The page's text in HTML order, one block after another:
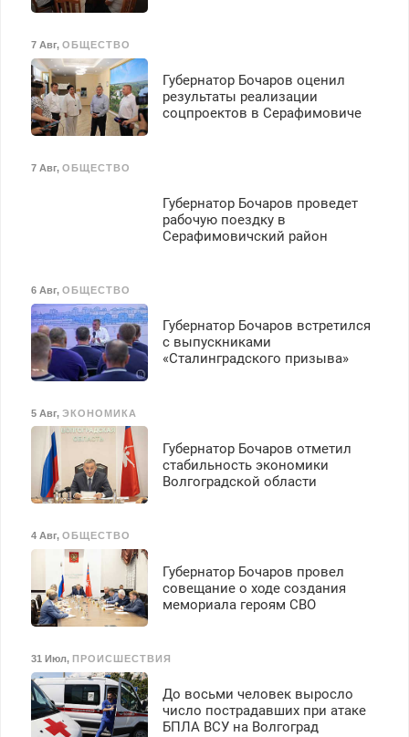
7 Авг, ОБЩЕСТВО
Губернатор Бочаров оценил
результаты реализации
соцпроектов в Серафимовиче
7 Авг, ОБЩЕСТВО
Губернатор Бочаров проведет
рабочую поездку в
Серафимовичский район
6 Авг, ОБЩЕСТВО
Губернатор Бочаров встретился
с выпускниками
«Сталинградского призыва»
5 Авг, ЭКОНОМИКА
Губернатор Бочаров отметил
стабильность экономики
Волгоградской области
4 Авг, ОБЩЕСТВО
Губернатор Бочаров провел
совещание о ходе создания
мемориала героям СВО
31 Июл, ПРОИСШЕСТВИЯ
До восьми человек выросло
число пострадавших при атаке
БПЛА ВСУ на Волгоград